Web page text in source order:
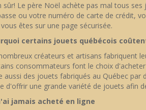
sûr! Le père Noël achète pas mal tous
ou votre numéro de carte de crédit,
êtes sur une page sécurisée.
certains jouets québécois
créateurs et artisans fabriquent
consommateurs font le choix
aussi des jouets fabriqués au Québec par
d'offrir une grande variété de jouets afin
jamais acheté en ligne